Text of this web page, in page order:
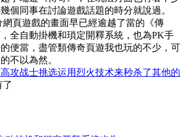
個同事在討論遊戲話題的時分就說過。
戲的畫面早已經逾越了當的《傳
全自動掛機和瑣定開釋系統，也為PK手
便當，盡管類傳奇頁遊我也玩的不少，可
不以為然。
攻战士挑选运用烈火技术来秒杀了其他的
了